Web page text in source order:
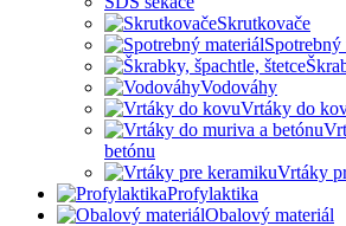
Skrutkovače
Spotrebný
Vodováhy
Vrtáky do
betónu
Vrtáky
Profylaktika
Obalový materiál